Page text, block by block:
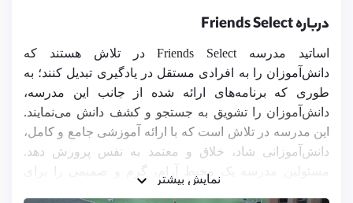
13,
14,
15,
16,
17,
18
درباره Friends Select
اساتید مدرسه Friends Select در تلاش هستند که
دانش‌آموزان را به افرادی مستقل در یادگیری تبدیل کنند؛ به
طوری که برنامه‌های ارائه شده از جانب این مدرسه،
دانش‌آموزان را تشویق به جستجو و کشف دانش می‌نمایند.
این مدرسه در تلاش است که با ارائه آموزشی جامع و کامل،
دانش‌آموزانی شاد، خلاق و معتمد به نفس پرورش دهد.
مسئولین مدرسه یک محیط آرام، گرم و صمیمی را برای
نمایش بیشتر